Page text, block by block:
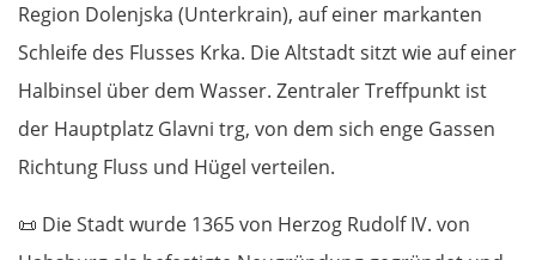
Region Dolenjska (Unterkrain), auf einer markanten
Schleife des Flusses Krka. Die Altstadt sitzt wie auf einer
Halbinsel über dem Wasser. Zentraler Treffpunkt ist
der Hauptplatz Glavni trg, von dem sich enge Gassen
Richtung Fluss und Hügel verteilen.
📜 Die Stadt wurde 1365 von Herzog Rudolf IV. von